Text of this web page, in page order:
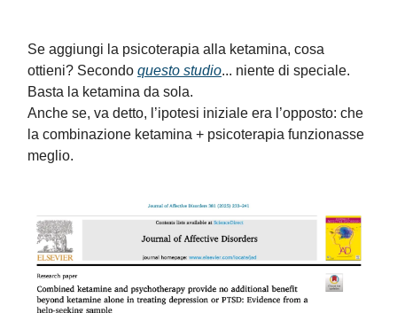
Se aggiungi la psicoterapia alla ketamina, cosa
ottieni? Secondo questo studio... niente di speciale.
Basta la ketamina da sola.
Anche se, va detto, l’ipotesi iniziale era l’opposto: che
la combinazione ketamina + psicoterapia funzionasse
meglio.